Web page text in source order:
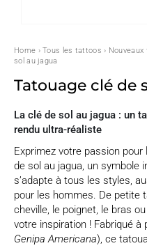
Home ›Tous les tattoos ›
sol au jagua
Tatouage clé de
La clé de sol au jagua : un
rendu ultra-réaliste
Exprimez votre passion
de sol au jagua, un symbole
s’adapte à tous les styles,
pour les hommes. De petite
cheville, le poignet, le bras
votre inspiration ! Fabriqué
Genipa Americana), ce